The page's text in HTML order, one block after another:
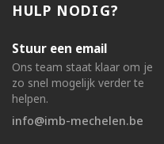
HULP NODIG?
Stuur een email
Ons team staat klaar om je
zo snel mogelijk verder te
helpen.
info@imb-mechelen.be